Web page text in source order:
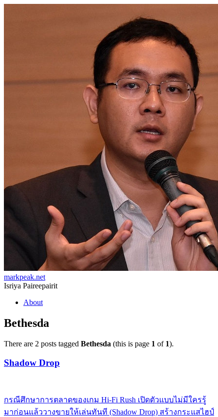
markpeak.net
Isriya Paireepairit
Skip
content
About
Bethesda
There are 2 posts tagged Bethesda (this is page 1 of 1).
Shadow Drop
กรณีศึกษาการตลาดของเกม Hi-Fi Rush เปิดตัวแบบไม่มีใครรู้
มาก่อนแล้ววางขายให้เล่นทันที (Shadow Drop) สร้างกระแสไฮป์